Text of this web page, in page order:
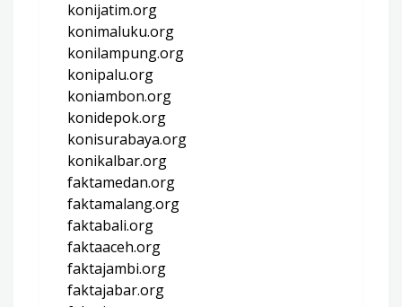
konijatim.org
konimaluku.org
konilampung.org
konipalu.org
koniambon.org
konidepok.org
konisurabaya.org
konikalbar.org
faktamedan.org
faktamalang.org
faktabali.org
faktaaceh.org
faktajambi.org
faktajabar.org